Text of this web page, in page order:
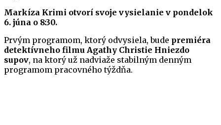
Markíza Krimi otvorí svoje vysielanie v pondelok
6. júna o 8:30.
Prvým programom, ktorý odvysiela, bude premiéra
detektívneho filmu Agathy Christie Hniezdo
supov, na ktorý už nadviaže stabilným denným
programom pracovného týždňa.